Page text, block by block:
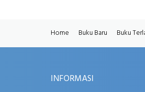
Home Buku Baru Buku
INFORMASI